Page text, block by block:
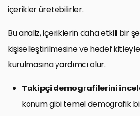
içerikler üretebilirler.
Bu analiz, içeriklerin daha etkili bir
kişiselleştirilmesine ve hedef
kurulmasına yardımcı olur.
Takipçi demografilerini
konum gibi temel demografik